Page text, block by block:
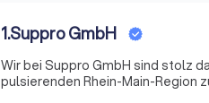
1.Suppro GmbH
Wir bei Suppro GmbH sind stolz
pulsierenden Rhein-Main-Region